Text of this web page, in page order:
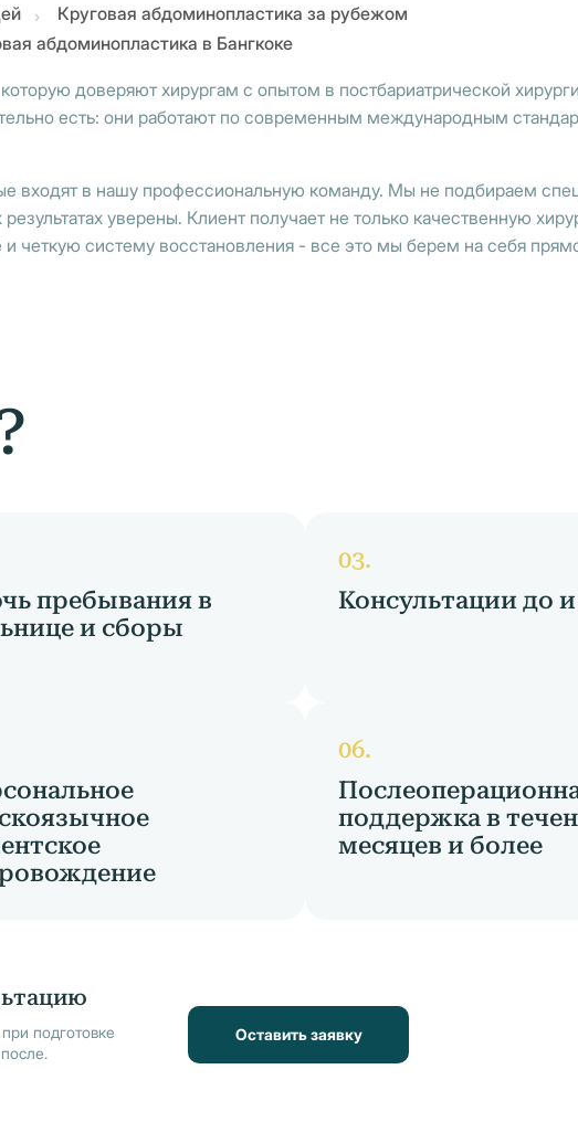
Круговая абдоминопластика за рубежом
абдоминопластика в Бангкоке
доверяют хирургам с опытом в постбариатрической
есть: они работают по современным международным
входят в нашу профессиональную команду. Мы не подбираем
уверены. Клиент получает не только качественную
четкую систему восстановления - все это мы берем на себя
пребывания в
и сборы
Консультации до
поддержка в
месяцев и более
подготовке
Оставить заявку